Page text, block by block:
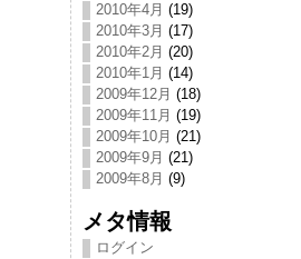
2010年4月 (19)
2010年3月 (17)
2010年2月 (20)
2010年1月 (14)
2009年12月 (18)
2009年11月 (19)
2009年10月 (21)
2009年9月 (21)
2009年8月 (9)
メタ情報
ログイン